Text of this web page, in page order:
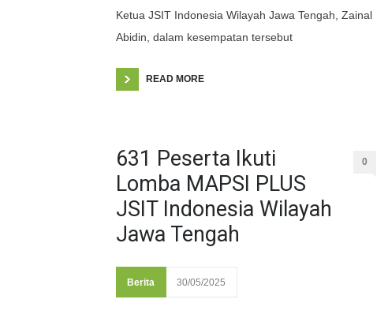
Ketua JSIT Indonesia Wilayah Jawa Tengah, Zainal
Abidin, dalam kesempatan tersebut
READ MORE
631 Peserta Ikuti
Lomba MAPSI PLUS
JSIT Indonesia Wilayah
Jawa Tengah
0
Berita 30/05/2025